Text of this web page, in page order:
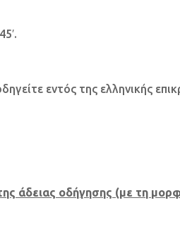
εντός της ελληνικής
άδειας οδήγησης (με τη